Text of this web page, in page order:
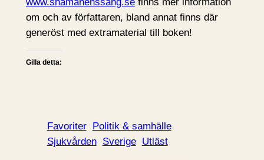
om och av författaren, bland annat finns där
generöst med extramaterial till boken!
Gilla detta:
Favoriter
Politik & samhälle
Sjukvården Sverige Utläst